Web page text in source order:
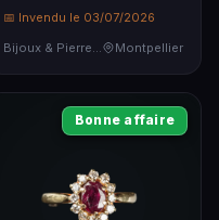
📅 Invendu le 03/07/2026
Bijoux & Pierres Précieuses
Montpellier
Bonne affaire